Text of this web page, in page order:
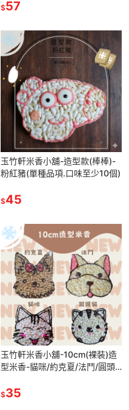
$57
玉竹軒米香小舖-造型款(棒棒)-
粉紅豬(單種品項.口味至少10個)
$45
玉竹軒米香小舖-10cm(裸裝)造
型米香-貓咪/約克夏/法鬥/圓頭
$35